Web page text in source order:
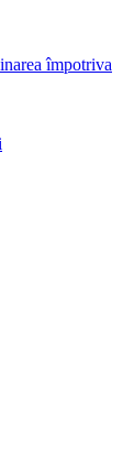
împotriva